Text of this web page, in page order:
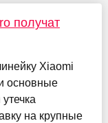
получат
Xiaomi
основные
на крупные